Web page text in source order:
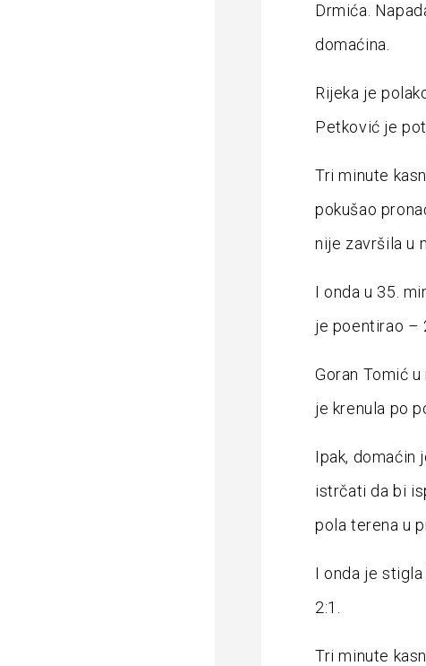
Drmića.
domaćina.
Rijeka je
Petković je
Tri minute
pokušao
nije završila u
I onda u 35.
je poentirao –
Goran Tomić
je krenula po
Ipak, domaćin
istrčati da bi
pola terena u
I onda je
2:1.
Tri minute